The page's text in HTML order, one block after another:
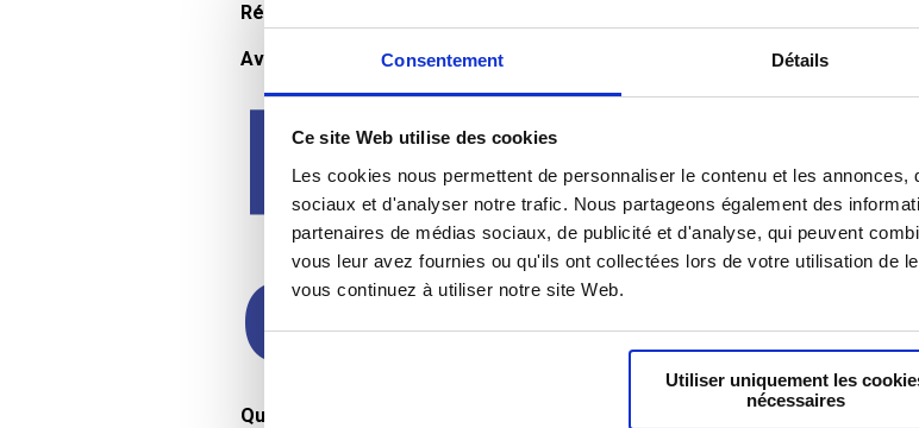
Consentement Détails
Ce site Web utilise des cookies
Les cookies nous permettent de personnaliser le contenu et les
sociaux et d'analyser notre trafic. Nous partageons également des
partenaires de médias sociaux, de publicité et d'analyse, qui peuvent
vous leur avez fournies ou qu'ils ont collectées lors de votre utilisation de
vous continuez à utiliser notre site Web.
Utiliser uniquement les
nécessaires
Rémunération :
Avantages :
Profil du
candidat
Qualifications et diplômes :